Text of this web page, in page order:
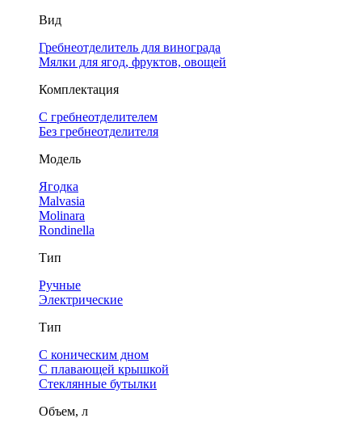
Вид
Гребнеотделитель для винограда
Мялки для ягод, фруктов, овощей
Комплектация
С гребнеотделителем
Без гребнеотделителя
Модель
Ягодка
Malvasia
Molinara
Rondinella
Тип
Ручные
Электрические
Тип
С коническим дном
С плавающей крышкой
Стеклянные бутылки
Объем, л